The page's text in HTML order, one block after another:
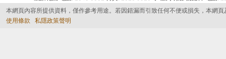
本網頁內容所提供資料，僅作參考用途。若因錯漏而引致任何不便或損失，本網
使用條款
私隱政策聲明